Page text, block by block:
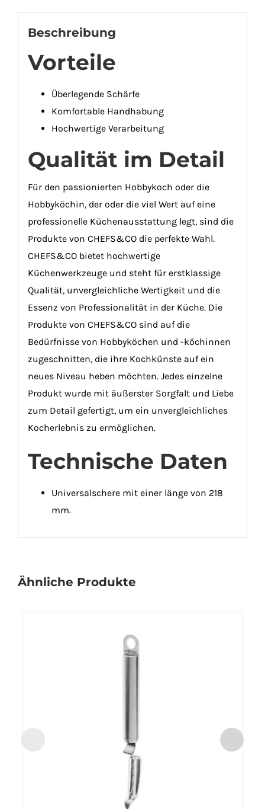
Beschreibung
Vorteile
Überlegende Schärfe
Komfortable Handhabung
Hochwertige Verarbeitung
Qualität im Detail
Für den passionierten Hobbykoch oder die
Hobbyköchin, der oder die viel Wert auf eine
professionelle Küchenausstattung legt, sind die
Produkte von CHEFS&CO die perfekte Wahl.
CHEFS&CO bietet hochwertige
Küchenwerkzeuge und steht für erstklassige
Qualität, unvergleichliche Wertigkeit und die
Essenz von Professionalität in der Küche. Die
Produkte von CHEFS&CO sind auf die
Bedürfnisse von Hobbyköchen und -köchinnen
zugeschnitten, die ihre Kochkünste auf ein
neues Niveau heben möchten. Jedes einzelne
Produkt wurde mit äußerster Sorgfalt und Liebe
zum Detail gefertigt, um ein unvergleichliches
Kocherlebnis zu ermöglichen.
Technische Daten
Universalschere mit einer länge von 218
mm.
Ähnliche Produkte